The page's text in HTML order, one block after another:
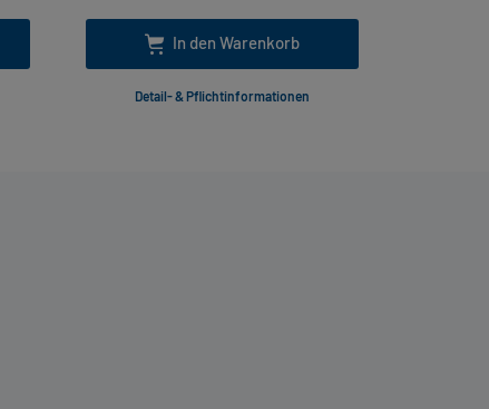
In den Warenkorb
Detail- & Pflichtinformationen